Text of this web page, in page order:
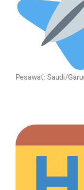
Pesawat: Saudi/